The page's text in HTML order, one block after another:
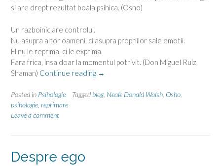
si are drept rezultat boala psihica. (Osho)
Un razboinic are controlul.
Nu asupra altor oameni, ci asupra propriilor sale emotii.
El nu le reprima, ci le exprima.
Fara frica, insa doar la momentul potrivit. (Don Miguel Ruiz,
Shaman) Continue reading “Reprimarea
→
Posted in Psihologie Tagged blog, Neale Donald Walsh Osho
psihologie reprimare
Leave a comment
Despre ego